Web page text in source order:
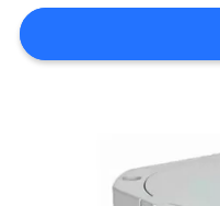
উদ্ধৃতির